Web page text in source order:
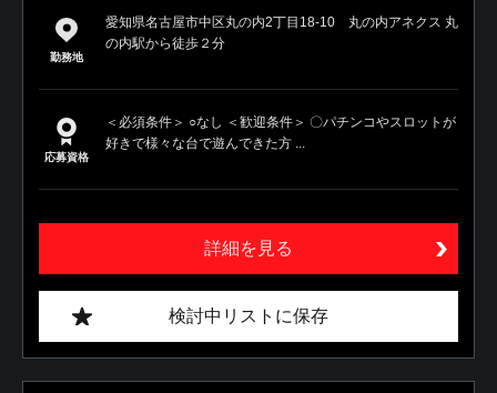
勤務地
愛知県名古屋市中区丸の内2丁目18-10 丸の内アネクス 丸
の内駅から徒歩２分
応募資格
＜必須条件＞ ○なし ＜歓迎条件＞ 〇パチンコやスロットが
好きで様々な台で遊んできた方 ...
詳細を見る
検討中リストに保存